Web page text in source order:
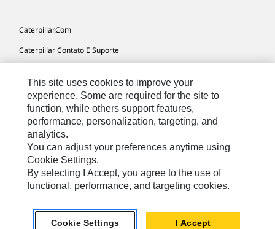
Caterpillar.com
Caterpillar Contato E Suporte
Mapa Do Local
Cookie Settings
Legal
Privacidade
Portuguese
reservados.
This site uses cookies to improve your
experience. Some are required for the site to
function, while others support features,
performance, personalization, targeting, and
analytics.
You can adjust your preferences anytime using
Cookie Settings.
By selecting I Accept, you agree to the use of
functional, performance, and targeting cookies.
Cookie Settings I Accept